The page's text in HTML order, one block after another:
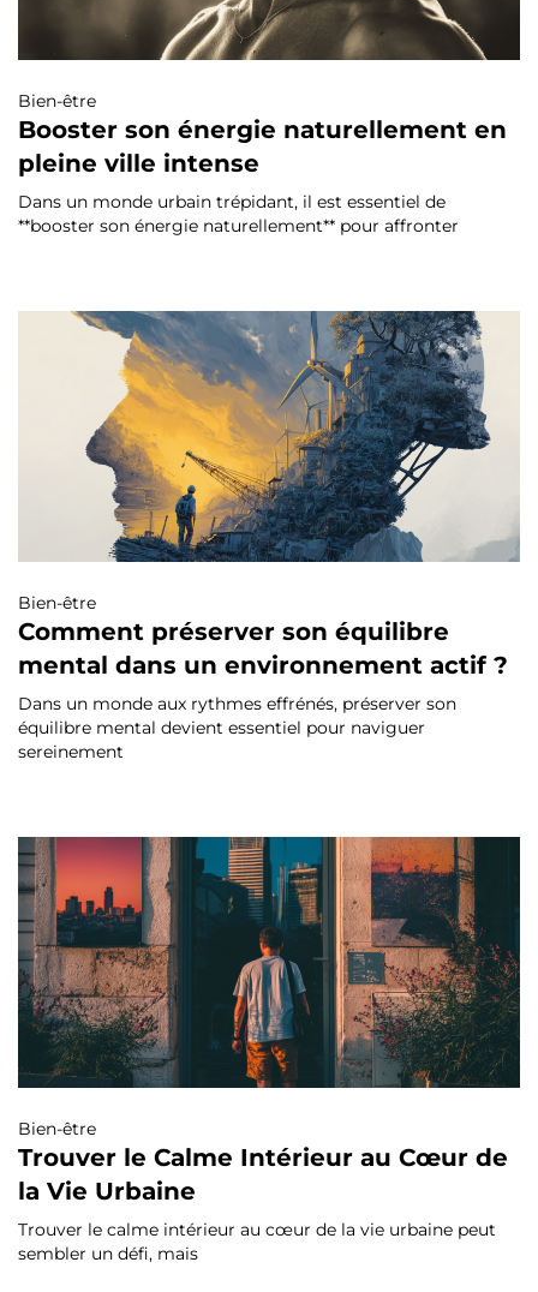
Bien-être
Booster son énergie naturellement en
pleine ville intense
Dans un monde urbain trépidant, il est essentiel de
**booster son énergie naturellement** pour affronter
Bien-être
Comment préserver son équilibre
mental dans un environnement actif ?
Dans un monde aux rythmes effrénés, préserver son
équilibre mental devient essentiel pour naviguer
sereinement
Bien-être
Trouver le Calme Intérieur au Cœur de
la Vie Urbaine
Trouver le calme intérieur au cœur de la vie urbaine peut
sembler un défi, mais